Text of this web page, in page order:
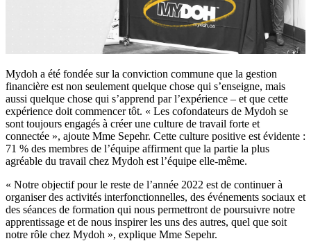
Mydoh a été fondée sur la conviction commune que la gestion
financière est non seulement quelque chose qui s’enseigne, mais
aussi quelque chose qui s’apprend par l’expérience – et que cette
expérience doit commencer tôt. « Les cofondateurs de Mydoh se
sont toujours engagés à créer une culture de travail forte et
connectée », ajoute Mme Sepehr. Cette culture positive est évidente :
71 % des membres de l’équipe affirment que la partie la plus
agréable du travail chez Mydoh est l’équipe elle-même.
« Notre objectif pour le reste de l’année 2022 est de continuer à
organiser des activités interfonctionnelles, des événements sociaux et
des séances de formation qui nous permettront de poursuivre notre
apprentissage et de nous inspirer les uns des autres, quel que soit
notre rôle chez Mydoh », explique Mme Sepehr.